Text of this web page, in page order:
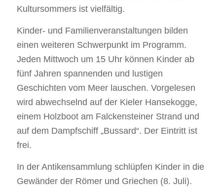
Kultursommers ist vielfältig.
Kinder- und Familienveranstaltungen bilden
einen weiteren Schwerpunkt im Programm.
Jeden Mittwoch um 15 Uhr können Kinder ab
fünf Jahren spannenden und lustigen
Geschichten vom Meer lauschen. Vorgelesen
wird abwechselnd auf der Kieler Hansekogge,
einem Holzboot am Falckensteiner Strand und
auf dem Dampfschiff „Bussard“. Der Eintritt ist
frei.
In der Antikensammlung schlüpfen Kinder in die
Gewänder der Römer und Griechen (8. Juli).